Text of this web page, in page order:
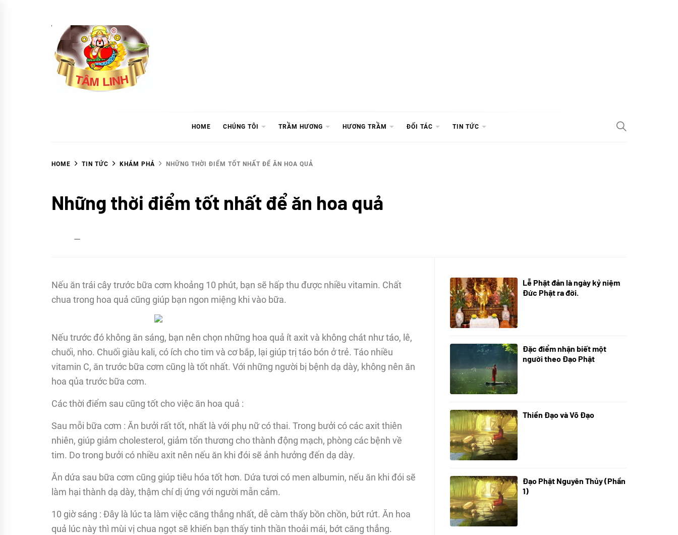
HOME CHÚNG TÔI TRẦM HƯƠNG HƯƠNG TRẦM ĐỐI TÁC TIN TỨC
HOME TIN TỨC KHÁM PHÁ NHỮNG THỜI ĐIỂM TỐT NHẤT ĐỂ ĂN HOA QUẢ
phá
Những thời điểm tốt nhất để ăn hoa quả
admin
Nếu ăn trái cây trước bữa cơm khoảng 10 phút, bạn sẽ hấp thu được nhiều vitamin. Chất
chua trong hoa quả cũng giúp bạn ngon miệng khi vào bữa.
Nếu trước đó không ăn sáng, bạn nên chọn những hoa quả ít axit và không chát như táo, lê,
chuối, nho. Chuối giàu kali, có ích cho tim và cơ bắp, lại giúp trị táo bón ở trẻ. Táo nhiều
vitamin C, ăn trước bữa cơm cũng là tốt nhất. Với những người bị bệnh dạ dày, không nên ăn
hoa qủa trước bữa cơm.
Các thời điểm sau cũng tốt cho việc ăn hoa quả :
Sau mỗi bữa cơm : Ăn bưởi rất tốt, nhất là với phụ nữ có thai. Trong bưởi có các axit thiên
nhiên, giúp giảm cholesterol, giảm tổn thương cho thành động mạch, phòng các bệnh về
tim. Do trong bưởi có nhiều axit nên nếu ăn khi đói sẽ ảnh hưởng đến dạ dày.
Ăn dứa sau bữa cơm cũng giúp tiêu hóa tốt hơn. Dứa tươi có men albumin, nếu ăn khi đói sẽ
làm hại thành dạ dày, thậm chí dị ứng với người mẫn cảm.
10 giờ sáng : Đây là lúc ta làm việc căng thẳng nhất, dễ càm thấy bồn chồn, bứt rứt. Ăn hoa
quả lúc này thì mùi vị chua ngọt sẽ khiến bạn thấy tinh thần thoải mái, bớt căng thẳng.
05/06/2024
Lễ Phật đản là ngày kỷ niệm
Đức Phật ra đời.
01/06/2024
Đặc điểm nhận biết một
người theo Đạo Phật
30/11/2022
Thiền Đạo và Võ Đạo
08/06/2022
Đạo Phật Nguyên Thủy (Phần
1)